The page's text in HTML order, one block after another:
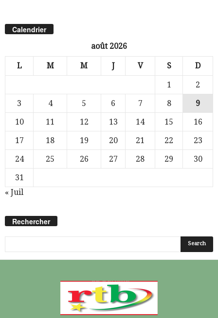
Calendrier
août 2026
L M M J V S D
1
2
3
4 5 6 7 8
9
10
11 12 13 14 15
16
17
18 19 20 21 22
23
24
25 26 27 28 29
30
31
« Juil
Rechercher